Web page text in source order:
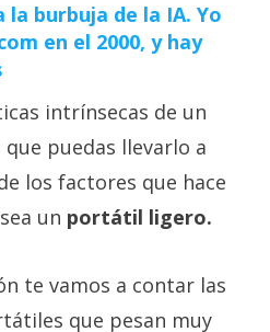
burbuja de la IA. Yo
en el 2000, y hay
intrínsecas de un
puedas llevarlo a
los factores que hace
un portátil ligero.
te vamos a contar las
que pesan muy